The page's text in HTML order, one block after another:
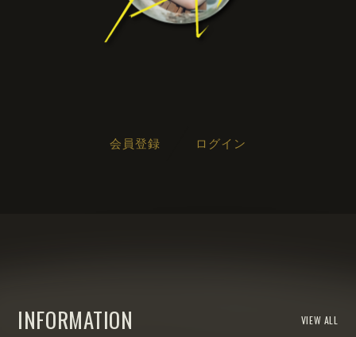
会員登録 ログイン
INFORMATION VIEW ALL